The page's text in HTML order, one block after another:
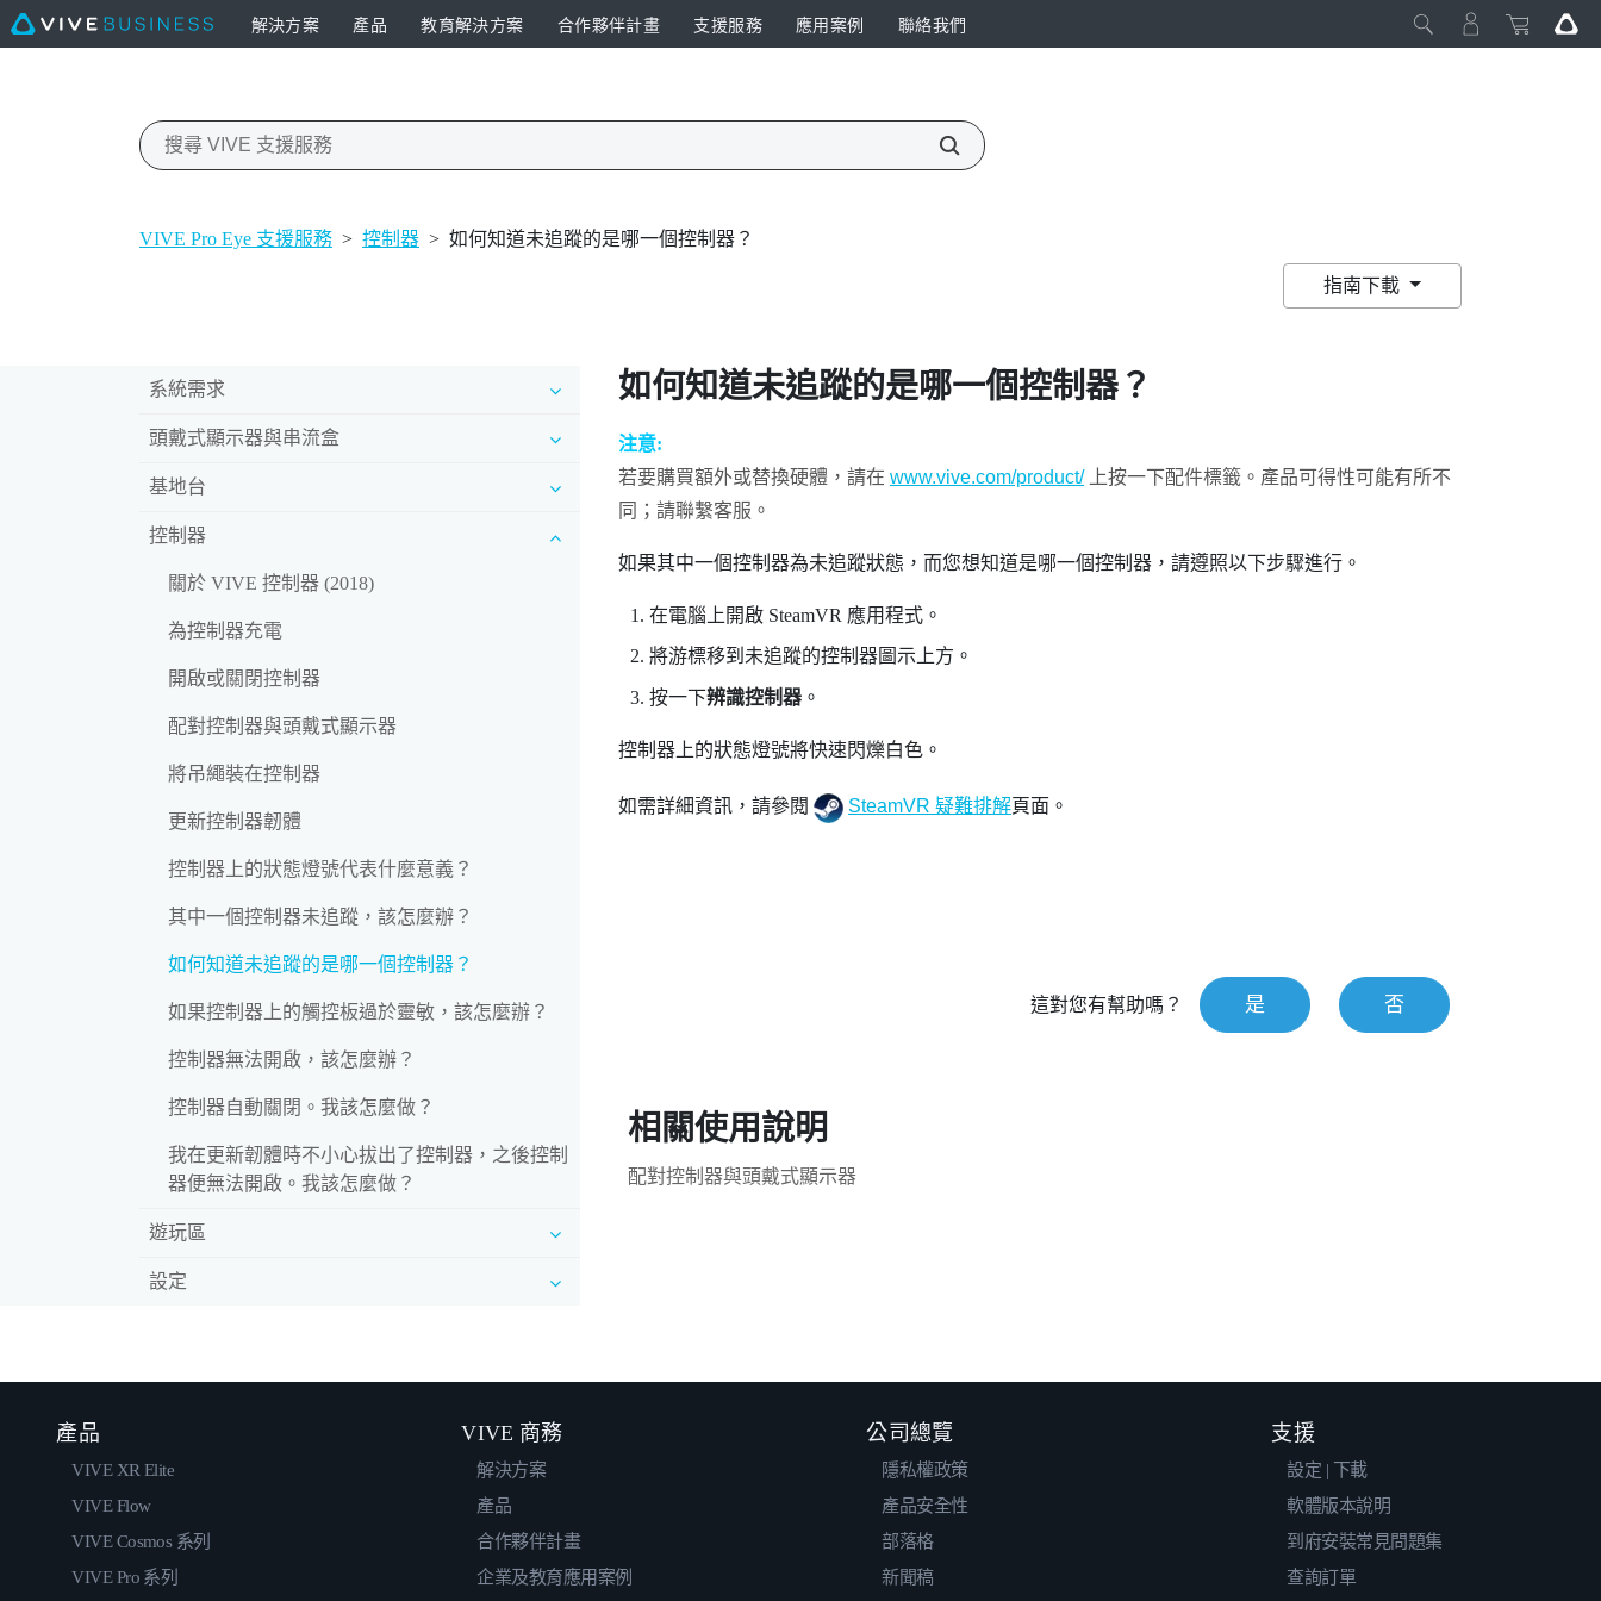
解決方案 產品 教育解決方案 合作夥伴計畫 支援服務 應用案例 聯絡我們
VIVE Pro Eye 支援服務 > 控制器 > 如何知道未追蹤的是哪一個控制器？
指南下載
系統需求
頭戴式顯示器與串流盒
基地台
控制器
關於 VIVE 控制器 (2018)
為控制器充電
開啟或關閉控制器
配對控制器與頭戴式顯示器
將吊繩裝在控制器
更新控制器韌體
控制器上的狀態燈號代表什麼意義？
其中一個控制器未追蹤，該怎麼辦？
如何知道未追蹤的是哪一個控制器？
如果控制器上的觸控板過於靈敏，該怎麼辦？
控制器無法開啟，該怎麼辦？
控制器自動關閉。我該怎麼做？
我在更新韌體時不小心拔出了控制器，之後控制
器便無法開啟。我該怎麼做？
遊玩區
設定
如何知道未追蹤的是哪一個控制器？
注意:
若要購買額外或替換硬體，請在 www.vive.com/product/上按一下配件標籤。產品可得性可能有所不
同；請聯繫客服。
如果其中一個控制器為未追蹤狀態，而您想知道是哪一個控制器，請遵照以下步驟進行。
在電腦上開啟 SteamVR 應用程式。
將游標移到未追蹤的控制器圖示上方。
按一下辨識控制器。
控制器上的狀態燈號將快速閃爍白色。
如需詳細資訊，請參閱 SteamVR 疑難排解頁面。
這對您有幫助嗎？ 是 否
相關使用說明
配對控制器與頭戴式顯示器
產品
VIVE XR Elite
VIVE Flow
VIVE Cosmos 系列
VIVE Pro 系列
VIVE 商務
解決方案
產品
合作夥伴計畫
企業及教育應用案例
公司總覽
隱私權政策
產品安全性
部落格
新聞稿
支援
設定 | 下載
軟體版本說明
到府安裝常見問題集
查詢訂單